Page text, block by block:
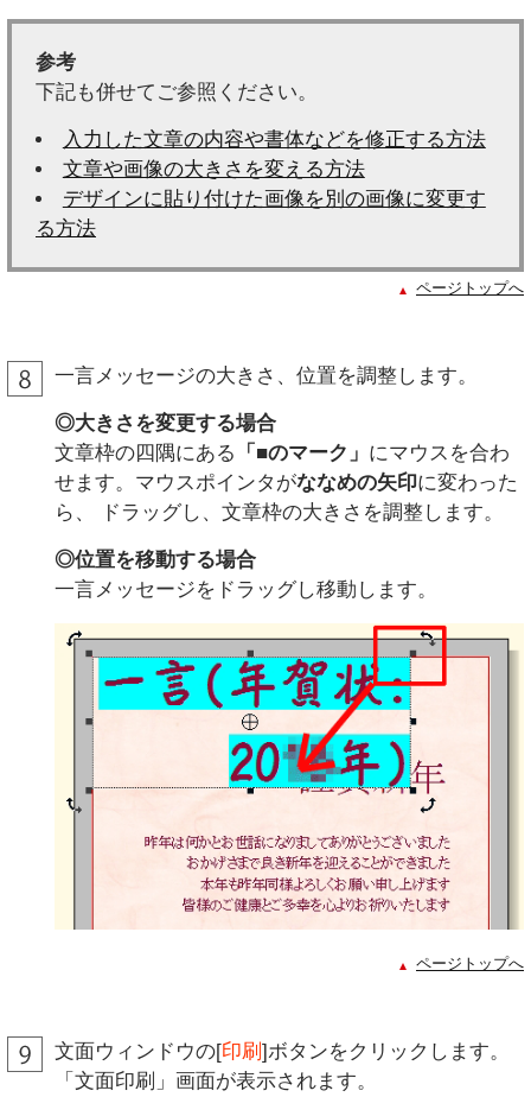
参考
下記も併せてご参照ください。
入力した文章の内容や書体などを修正する方法
文章や画像の大きさを変える方法
デザインに貼り付けた画像を別の画像に変更す
る方法
ページトップへ
一言メッセージの大きさ、位置を調整します。
◎大きさを変更する場合
文章枠の四隅にある
「■のマーク」 にマウスを合わ
せます。マウスポインタがななめの矢印に変わった
ら、 ドラッグし、文章枠の大きさを調整します。
◎位置を移動する場合
一言メッセージをドラッグし移動します。
ページトップへ
文面ウィンドウの[印刷 ]ボタンをクリックします。
「文面印刷」画面が表示されます。